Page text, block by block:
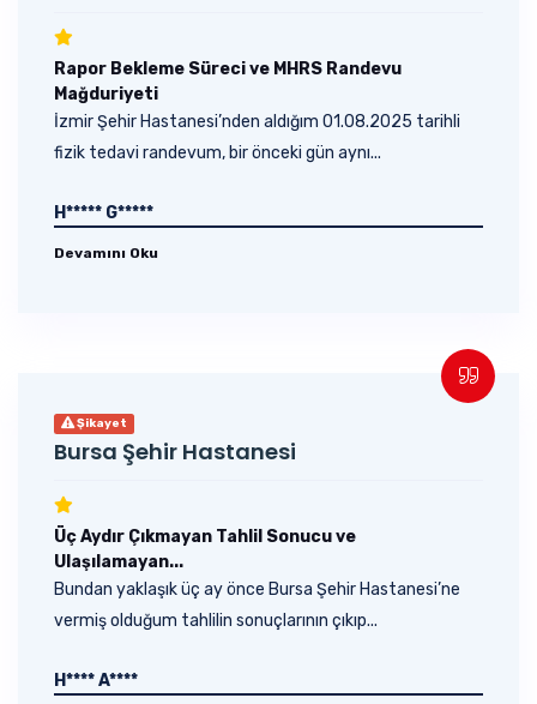
Rapor Bekleme Süreci ve MHRS Randevu
Mağduriyeti
İzmir Şehir Hastanesi’nden aldığım 01.08.2025 tarihli
fizik tedavi randevum, bir önceki gün aynı...
H***** G*****
Devamını Oku
Şikayet
Bursa Şehir Hastanesi
Üç Aydır Çıkmayan Tahlil Sonucu ve
Ulaşılamayan...
Bundan yaklaşık üç ay önce Bursa Şehir Hastanesi’ne
vermiş olduğum tahlilin sonuçlarının çıkıp...
H**** A****